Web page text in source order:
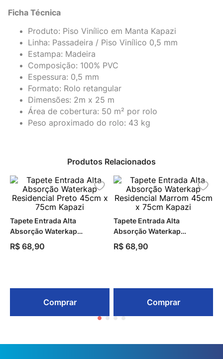
Ficha Técnica
Produto: Piso Vinílico em Manta Kapazi
Linha: Passadeira / Piso Vinílico 0,5 mm
Estampa: Madeira
Composição: 100% PVC
Espessura: 0,5 mm
Formato: Rolo retangular
Dimensões: 2m x 25 m
Área de cobertura: 50 m² por rolo
Peso aproximado do rolo: 43 kg
Produtos Relacionados
Tapete Entrada Alta
Absorção Waterkap
Residencial Preto 45cm x
75cm Kapazi
R$ 68,90
Comprar
Tapete Entrada Alta
Absorção Waterkap
Residencial Marrom 45cm x
75cm Kapazi
R$ 68,90
Comprar